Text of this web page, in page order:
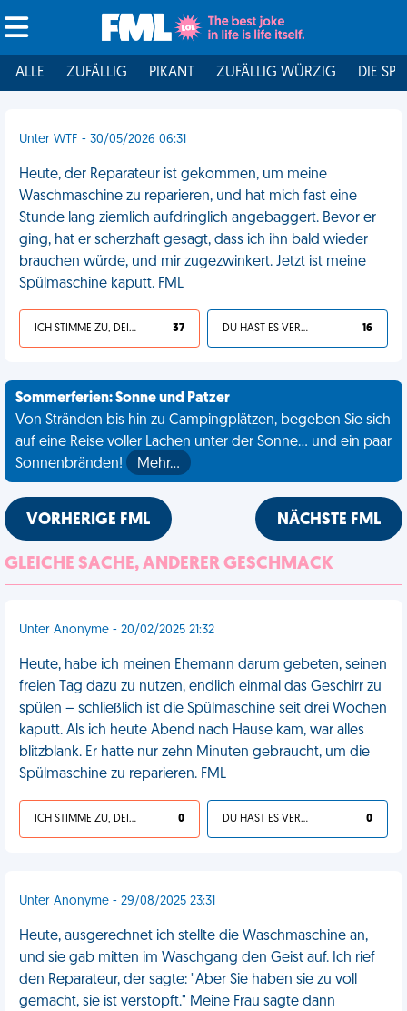
ALLE ZUFÄLLIG PIKANT ZUFÄLLIG WÜRZIG DIE
Unter WTF - 30/05/2026 06:31
Heute, der Reparateur ist gekommen, um meine
Waschmaschine zu reparieren, und hat mich fast eine
Stunde lang ziemlich aufdringlich angebaggert. Bevor er
ging, hat er scherzhaft gesagt, dass ich ihn bald wieder
brauchen würde, und mir zugezwinkert. Jetzt ist meine
Spülmaschine kaputt. FML
ICH STIMME ZU, DEIN LEBEN IST SCHEISSE 37 DU HAST ES VERDIENT 16
Sommerferien: Sonne und Patzer
Von Stränden bis hin zu Campingplätzen, begeben Sie sich
auf eine Reise voller Lachen unter der Sonne... und ein paar
Sonnenbränden!
Mehr…
VORHERIGE FML NÄCHSTE FML
GLEICHE SACHE, ANDERER GESCHMACK
Unter Anonyme - 20/02/2025 21:32
Heute, habe ich meinen Ehemann darum gebeten, seinen
freien Tag dazu zu nutzen, endlich einmal das Geschirr zu
spülen – schließlich ist die Spülmaschine seit drei Wochen
kaputt. Als ich heute Abend nach Hause kam, war alles
blitzblank. Er hatte nur zehn Minuten gebraucht, um die
Spülmaschine zu reparieren. FML
ICH STIMME ZU, DEIN LEBEN IST SCHEISSE 0 DU HAST ES VERDIENT 0
Unter Anonyme - 29/08/2025 23:31
Heute, ausgerechnet ich stellte die Waschmaschine an,
und sie gab mitten im Waschgang den Geist auf. Ich rief
den Reparateur, der sagte: "Aber Sie haben sie zu voll
gemacht, sie ist verstopft." Meine Frau sagte dann